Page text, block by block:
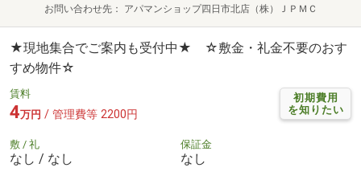
お問い合わせ先 アパマンショップ四日市北店（株）ＪＰＭＣ
★現地集合でご案内も受付中★ ☆敷金・礼金不要のおす
すめ物件☆
初期費用
を知りたい
賃料
4万円 / 管理費等 2200円
敷 / 礼
なし / なし
保証金
なし